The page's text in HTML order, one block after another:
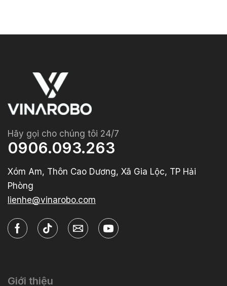
Hãy gọi cho chúng tôi 24/7
0906.093.263
Xóm Am, Thôn Cao Dương, Xã Gia Lộc, TP Hải
Phòng
lienhe@vinarobo.com
Giới thiệu